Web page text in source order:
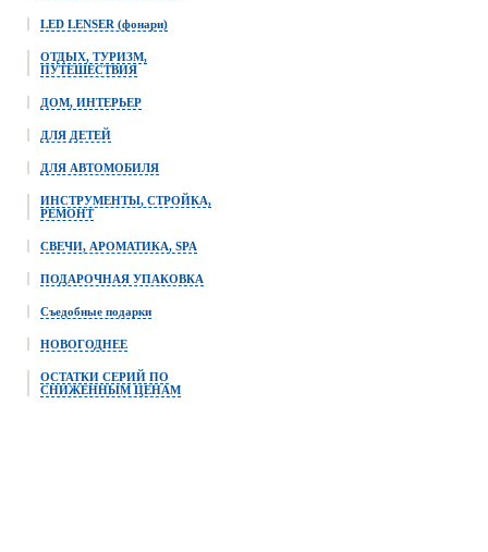
LED LENSER (фонари)
ОТДЫХ, ТУРИЗМ,
ПУТЕШЕСТВИЯ
ДОМ, ИНТЕРЬЕР
ДЛЯ ДЕТЕЙ
ДЛЯ АВТОМОБИЛЯ
ИНСТРУМЕНТЫ, СТРОЙКА,
РЕМОНТ
СВЕЧИ, АРОМАТИКА, SPA
ПОДАРОЧНАЯ УПАКОВКА
Съедобные подарки
НОВОГОДНЕЕ
ОСТАТКИ СЕРИЙ ПО
СНИЖЕННЫМ ЦЕНАМ